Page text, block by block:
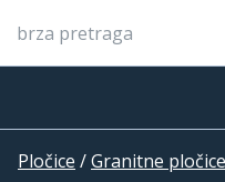
Pločice /Granitne pločice